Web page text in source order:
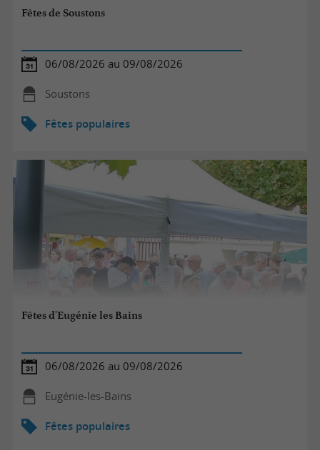
Fêtes de Soustons
06/08/2026 au 09/08/2026
Soustons
Fêtes populaires
Fêtes d'Eugénie les Bains
06/08/2026 au 09/08/2026
Eugénie-les-Bains
Fêtes populaires